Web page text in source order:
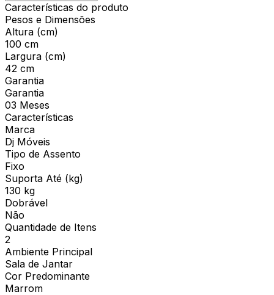
Características do produto
Pesos e Dimensões
Altura (cm)
100 cm
Largura (cm)
42 cm
Garantia
Garantia
03 Meses
Características
Marca
Dj Móveis
Tipo de Assento
Fixo
Suporta Até (kg)
130 kg
Dobrável
Não
Quantidade de Itens
2
Ambiente Principal
Sala de Jantar
Cor Predominante
Marrom